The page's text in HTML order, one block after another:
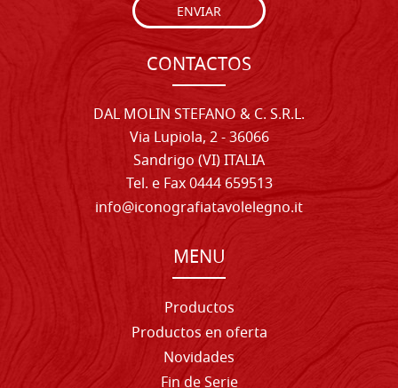
ENVIAR
CONTACTOS
DAL MOLIN STEFANO & C. S.R.L.
Via Lupiola, 2 - 36066
Sandrigo (VI) ITALIA
Tel. e Fax 0444 659513
info@iconografiatavolelegno.it
MENU
Productos
Productos en oferta
Novidades